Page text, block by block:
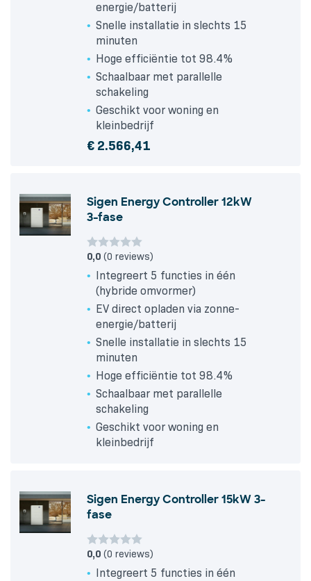
energie/batterij
Snelle installatie in slechts 15
minuten
Hoge efficiëntie tot 98.4%
Schaalbaar met parallelle
schakeling
Geschikt voor woning en
kleinbedrijf
€ 2.566,41
Sigen Energy Controller 12kW
3-fase
0,0 (0 reviews)
Integreert 5 functies in één
(hybride omvormer)
EV direct opladen via zonne-
energie/batterij
Snelle installatie in slechts 15
minuten
Hoge efficiëntie tot 98.4%
Schaalbaar met parallelle
schakeling
Geschikt voor woning en
kleinbedrijf
Sigen Energy Controller 15kW 3-
fase
0,0 (0 reviews)
Integreert 5 functies in één